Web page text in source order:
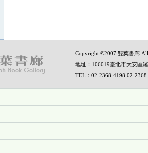
Copyright ©2007 雙葉書廊.All
地址：106019臺北市大安區
TEL：02-2368-4198 02-